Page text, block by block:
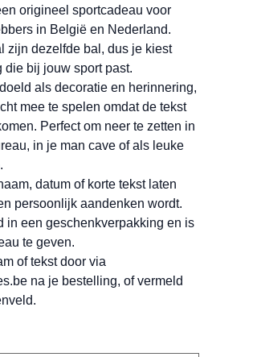
origineel sportcadeau voor
in België en Nederland.
zijn dezelfde bal, dus je kiest
bij jouw sport past.
als decoratie en herinnering,
mee te spelen omdat de tekst
Perfect om neer te zetten in
in je man cave of als leuke
datum of korte tekst laten
persoonlijk aandenken wordt.
in een geschenkverpakking en is
te geven.
of tekst door via
na je bestelling, of vermeld